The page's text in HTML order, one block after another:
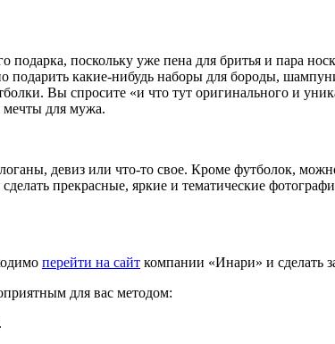
поскольку уже пена для бритья и пара
какие-нибудь наборы для бороды,
Вы спросите «и что тут оригинального и
мечты для мужа.
девиз или что-то свое. Кроме футболок,
прекрасные, яркие и тематические
перейти на сайт компании «Инари» и сделать
для вас методом: